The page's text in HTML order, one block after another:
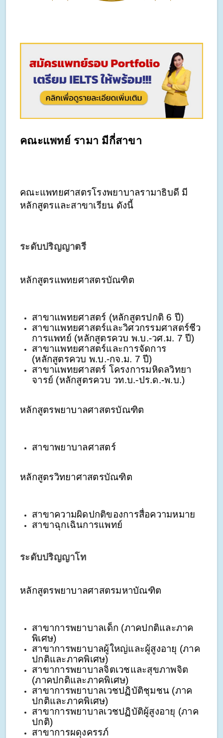
คณะแพทย์ รามา มีกี่สาขา
คณะแพทยศาสตรโรงพยาบาลรามาธิบดี มี
หลักสูตรและสาขาเรียน ดังนี้
ระดับปริญญาตรี
หลักสูตรแพทยศาสตรบัณฑิต
สาขาแพทยศาสตร์ (หลักสูตรปกติ 6 ปี)
สาขาแพทยศาสตร์และวิศวกรรมศาสตร์ชีว
การแพทย์ (หลักสูตรควบ พ.บ.-วศ.ม. 7 ปี)
สาขาแพทยศาสตร์และการจัดการ
(หลักสูตรควบ พ.บ.-กจ.ม. 7 ปี)
สาขาแพทยศาสตร์ โครงการมหิดลวิทยา
จารย์ (หลักสูตรควบ วท.บ.-ปร.ด.-พ.บ.)
หลักสูตรพยาบาลศาสตรบัณฑิต
สาขาพยาบาลศาสตร์
หลักสูตรวิทยาศาสตรบัณฑิต
สาขาความผิดปกติของการสื่อความหมาย
สาขาฉุกเฉินการแพทย์
ระดับปริญญาโท
หลักสูตรพยาบาลศาสตรมหาบัณฑิต
สาขาการพยาบาลเด็ก (ภาคปกติและภาค
พิเศษ)
สาขาการพยาบาลผู้ใหญ่และผู้สูงอายุ (ภาค
ปกติและภาคพิเศษ)
สาขาการพยาบาลจิตเวชและสุขภาพจิต
(ภาคปกติและภาคพิเศษ)
สาขาการพยาบาลเวชปฏิบัติชุมชน (ภาค
ปกติและภาคพิเศษ)
สาขาการพยาบาลเวชปฏิบัติผู้สูงอายุ (ภาค
ปกติ)
สาขาการผดุงครรภ์